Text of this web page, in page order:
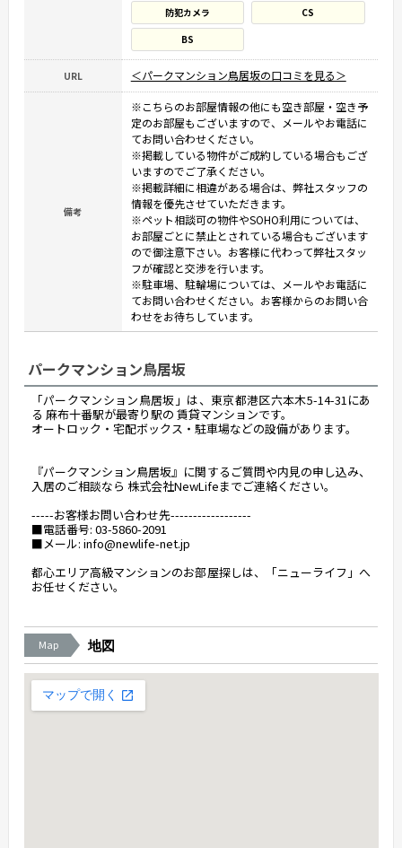
防犯カメラ
CS
BS
URL ＜パークマンション鳥居坂の口コミを見る＞
備考
※こちらのお部屋情報の他にも空き部屋・空き予
定のお部屋もございますので、メールやお電話に
てお問い合わせください。
※掲載している物件がご成約している場合もござ
いますのでご了承ください。
※掲載詳細に相違がある場合は、弊社スタッフの
情報を優先させていただきます。
※ペット相談可の物件やSOHO利用については、
お部屋ごとに禁止とされている場合もございます
ので御注意下さい。お客様に代わって弊社スタッ
フが確認と交渉を行います。
※駐車場、駐輪場については、メールやお電話に
てお問い合わせください。お客様からのお問い合
わせをお待ちしています。
パークマンション鳥居坂
「パークマンション鳥居坂」は、東京都港区六本木5-14-31にあ
る 麻布十番駅が最寄り駅の 賃貸マンションです。
オートロック・宅配ボックス・駐車場などの設備があります。
『パークマンション鳥居坂』に関するご質問や内見の申し込み、
入居のご相談なら 株式会社NewLifeまでご連絡ください。
-----お客様お問い合わせ先------------------
■電話番号: 03-5860-2091
■メール: info@newlife-net.jp
都心エリア高級マンションのお部屋探しは、「ニューライフ」へ
お任せください。
Map 地図